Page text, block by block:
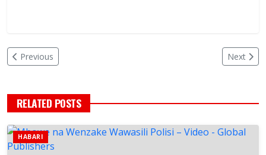
Previous Next
RELATED POSTS
HABARI